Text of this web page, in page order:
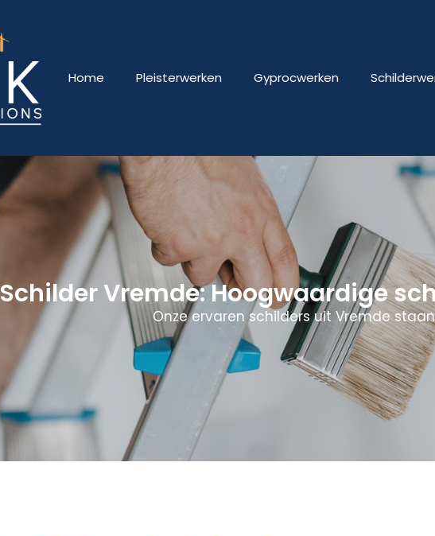
Home Pleisterwerken Gyprocwerken
Schilder Vremde: Hoogwaardige
Onze ervaren schilders uit Vremde